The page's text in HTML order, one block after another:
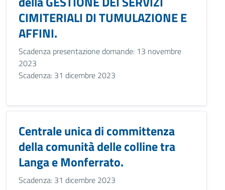
CIMITERIALI DI TUMULAZIONE E
AFFINI.
Scadenza presentazione domande: 13 novembre
2023
Scadenza: 31 dicembre 2023
Centrale unica di committenza
della comunità delle colline tra
Langa e Monferrato.
Scadenza: 31 dicembre 2023